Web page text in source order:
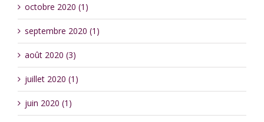
octobre 2020 (1)
septembre 2020 (1)
août 2020 (3)
juillet 2020 (1)
juin 2020 (1)